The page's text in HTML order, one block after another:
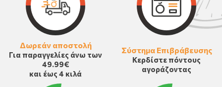
Δωρεάν αποστολή
Για παραγγελίες άνω των
49.99€
και έως 4 κιλά
Σύστημα Επιβράβευσης
Κερδίστε πόντους
αγοράζοντας